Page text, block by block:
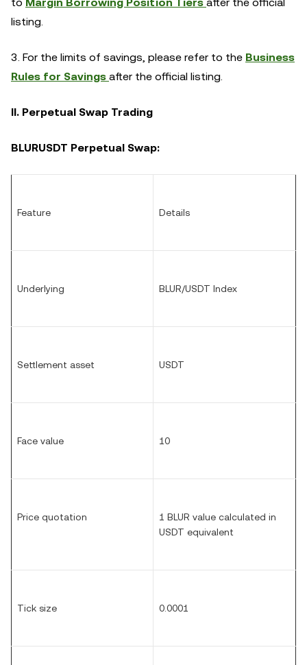
listing.
3. For the limits of savings, please refer to the Business
Rules for Savings after the official listing.
II. Perpetual Swap Trading
BLURUSDT Perpetual Swap:
Feature Details
Underlying BLUR/USDT Index
Settlement asset USDT
Face value 10
Price quotation
1 BLUR value calculated in
USDT equivalent
Tick size 0.0001